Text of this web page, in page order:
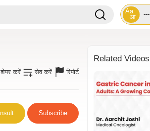
Aa
आ
---
शेयर करें सेव करें रिपोर्ट
Subscribe
Related Videos